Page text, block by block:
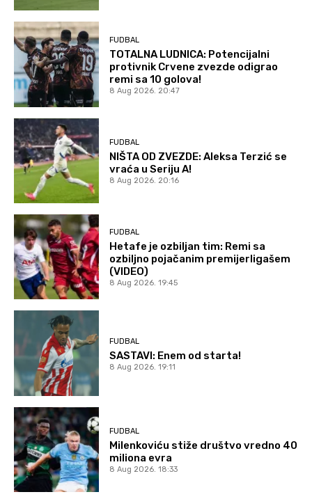
FUDBAL
TOTALNA LUDNICA: Potencijalni
protivnik Crvene zvezde odigrao
remi sa 10 golova!
8 Aug 2026. 20:47
FUDBAL
NIŠTA OD ZVEZDE: Aleksa Terzić se
vraća u Seriju A!
8 Aug 2026. 20:16
FUDBAL
Hetafe je ozbiljan tim: Remi sa
ozbiljno pojačanim premijerligašem
(VIDEO)
8 Aug 2026. 19:45
FUDBAL
SASTAVI: Enem od starta!
8 Aug 2026. 19:11
FUDBAL
Milenkoviću stiže društvo vredno 40
miliona evra
8 Aug 2026. 18:33